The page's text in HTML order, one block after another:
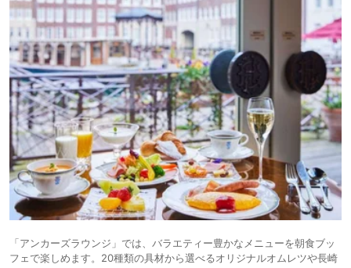
「アンカーズラウンジ」では、バラエティー豊かなメニューを朝食ブッ
フェで楽しめます。20種類の具材から選べるオリジナルオムレツや長崎